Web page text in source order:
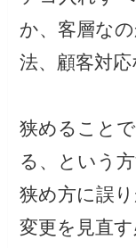
か、客層な
法、顧客対応
狭めること
る、という
狭め方に誤
変更を見直